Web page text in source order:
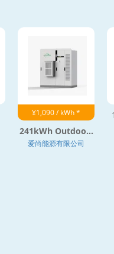
¥1,090 / kWh *
241kWh Outdoo...
爱尚能源有限公司